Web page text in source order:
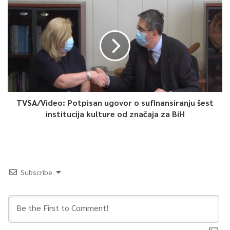
Fakultet za kriminalistiku, kriminologiju i sigurnosne studije.
Načelnik Općine Novo Sarajevo ističe da saradnja predstavlja
otvaranje ove lokalne zajednice prema Univerzitetu u Sarajevu,
što u prethodnom periodu nije bio slučaj.
„Prema Univerzitetu u Sarajevu smo otkočili nove procese
vezane za izgradnju univerzitetske bibilioteke što je potreba i
studenata ovog fakulteta tako da će ta saradnja biti i dalje
Prvi korak bit će formiranje komisije koja će imati zadatak da
kreira jasan plan saradnje. Ovim programom bit će obuhvaćeno
oko 200 studenata. S druge strane, fakultet će Općini ponuditi
stručnu podršku, vezano za izradu strateških dokumenata i
TVSA/Video: Potpisan ugovor o sufinansiranju šest
institucija kulture od značaja za BiH
Subscribe